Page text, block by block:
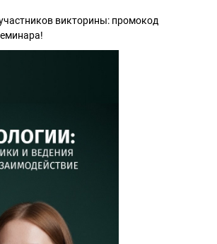
викторины: промокод